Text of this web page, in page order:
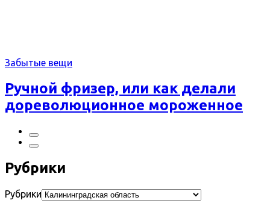
Забытые вещи
Ручной фризер, или как делали
дореволюционное мороженное
Рубрики
Рубрики